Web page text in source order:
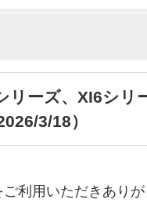
リーズ、XI6シ
3/18）
利用いただきあり